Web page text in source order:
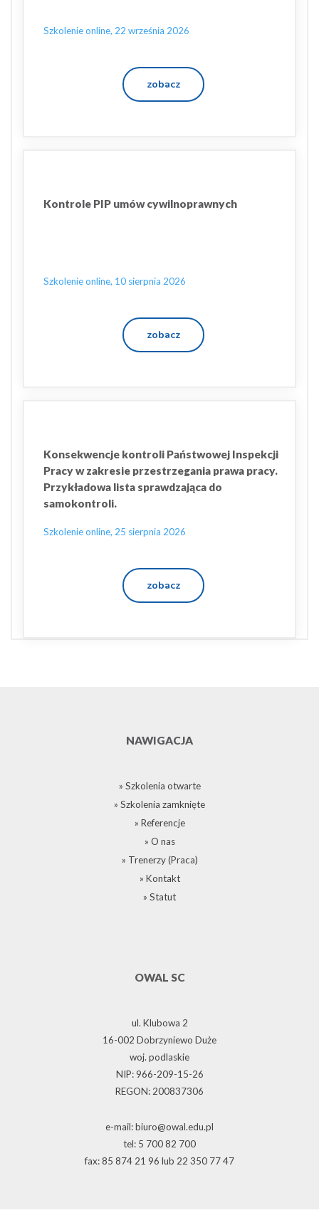
Szkolenie online, 22 września 2026
zobacz
Kontrole PIP umów cywilnoprawnych
Szkolenie online, 10 sierpnia 2026
zobacz
Konsekwencje kontroli Państwowej Inspekcji
Pracy w zakresie przestrzegania prawa pracy.
Przykładowa lista sprawdzająca do
samokontroli.
Szkolenie online, 25 sierpnia 2026
zobacz
NAWIGACJA
» Szkolenia otwarte
» Szkolenia zamknięte
» Referencje
» O nas
» Trenerzy (Praca)
» Kontakt
» Statut
OWAL SC
ul. Klubowa 2
16-002 Dobrzyniewo Duże
woj. podlaskie
NIP: 966-209-15-26
REGON: 200837306
e-mail: biuro@owal.edu.pl
tel: 5 700 82 700
fax: 85 874 21 96 lub 22 350 77 47